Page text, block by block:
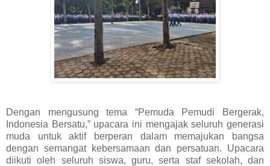
Dengan mengusung tema “Pemuda Pemudi Bergerak,
Indonesia Bersatu,” upacara ini mengajak seluruh generasi
muda untuk aktif berperan dalam memajukan bangsa
dengan semangat kebersamaan dan persatuan. Upacara
diikuti oleh seluruh siswa, guru, serta staf sekolah, dan